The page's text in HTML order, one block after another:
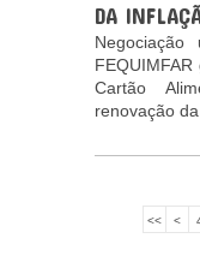
DA
Cartão
renovação
<< <